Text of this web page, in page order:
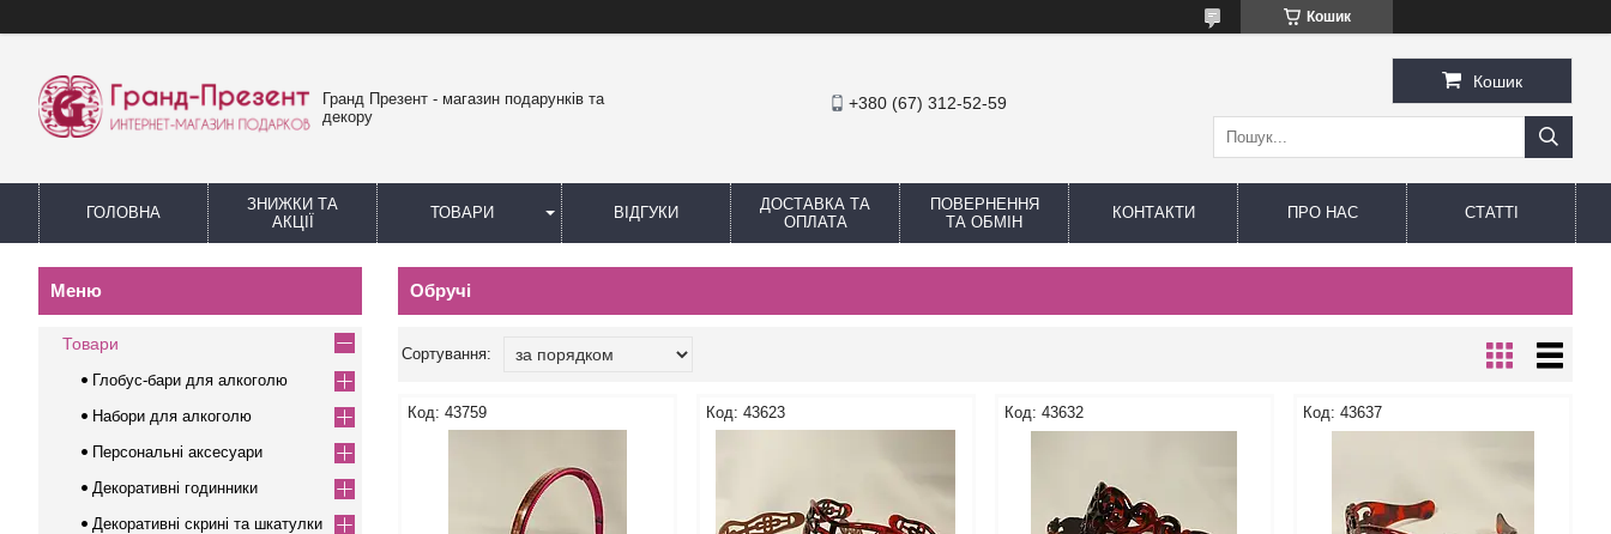
Кошик
Гранд Презент - магазин подарунків та
декору
+380 (67) 312-52-59
Кошик
ГОЛОВНА
ЗНИЖКИ ТА
АКЦІЇ
ТОВАРИ ВІДГУКИ
ДОСТАВКА ТА
ОПЛАТА
ПОВЕРНЕННЯ
ТА ОБМІН
КОНТАКТИ ПРО НАС СТАТТІ
Обручі
43759 43623 43632 43637
Товари
Глобус-бари для алкоголю
Набори для алкоголю
Персональні аксесуари
Декоративні годинники
Декоративні скрині та шкатулки